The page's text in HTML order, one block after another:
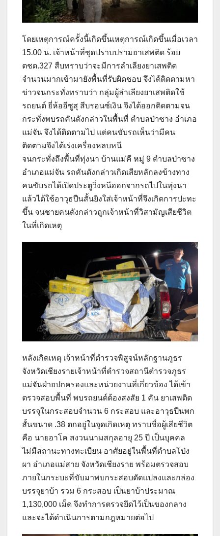
โดยเหตุการณ์ครั้งนี้เกิดขึ้นเหตุการณ์เกิดขึ้นเมื่อเวลา
15.00 น. เจ้าหน้าที่ชุดปราบปรามยาเสพติด ร้อย
ตชด.327 สืบทราบว่าจะมีการลำเลียงยาเสพติด
จำนวนมากเข้ามายังพื้นที่รับผิดชอบ จึงได้ติดตามหา
ข่าวจนกระทั่งทราบว่า กลุ่มผู้ลำเลียงยาเสพติดใช้
รถยนต์ ยี่ห้ออีซูสุ สีบรอนซ์เงิน จึงได้ออกติดตามจน
กระทั่งพบรถคันดังกล่าวในพื้นที่ ตำบลป่าซาง อำเภอ
แม่จัน จึงได้ติดตามไป แต่คนขับรถเห็นว่ามีคน
ติดตามจึงได้เร่งเครื่องหลบหนี
จนกระทั่งถึงพื้นที่ทุ่งนา บ้านแม่คี หมู่ 9 ตำบลป่าซาง
อำเภอแม่จัน รถคันดังกล่าวเกิดเสียหลักลงข้างทาง
คนขับรถได้เปิดประตูวิ่งหนีออกจากรถไปในทุ่งนา
แล้วได้ใช้อาวุธปืนสั้นยิงใส่เจ้าหน้าที่จึงเกิดการปะทะ
ขึ้น จนชายคนดังกล่าวถูกเจ้าหน้าที่วิสามัญเสียชีวิต
ในที่เกิดเหตุ
หลังเกิดเหตุ เจ้าหน้าที่ตำรวจพิสูจน์หลักฐานภูธร
จังหวัดเชียงรายเจ้าหน้าที่ตำรวจสถานีตำรวจภูธร
แม่จันฝ่ายปกครองและหน่วยงานที่เกี่ยวข้อง ได้เข้า
ตรวจสอบพื้นที่ พบรถยนต์ต้องสงสัย 1 คัน ยาเสพติด
บรรจุในกระสอบจำนวน 6 กระสอบ และอาวุธปืนพก
สั้นขนาด .38 ตกอยู่ในจุดเกิดเหตุ ทราบชื่อผู้เสียชีวิต
คือ นายอาโค สงวนนามสกุลอายุ 25 ปี เป็นบุคคล
ไม่มีสถานะทางทะเบียน อาศัยอยู่ในพื้นที่ตำบลโป่ง
ผา อำเภอแม่สาย จังหวัดเชียงราย พร้อมตรวจสอบ
ภายในกระบะที่ขับมาพบกระสอบดัดแปลงและกล่อง
บรรจุยาบ้า รวม 6 กระสอบ เป็นยาบ้าประมาณ
1,130,000 เม็ด จึงทำการตรวจยึดไว้เป็นของกลาง
และจะได้ดำเนินการตามกฎหมายต่อไป